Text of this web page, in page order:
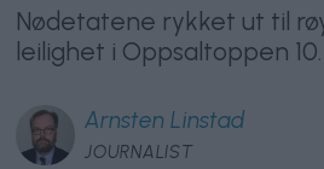
Nødetatene rykket ut til
leilighet i Oppsaltoppen 10.
Arnsten Linstad
JOURNALIST